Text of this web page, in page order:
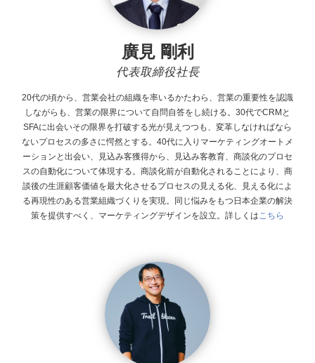
廣見 剛利
代表取締役社長
20代の頃から、営業会社の組織を率いるかたわら、営業の重要性を認識
しながらも、営業の限界について自問自答をし続ける。30代でCRMと
SFAに出会いその限界を打破する光が見えつつも、変革しなければなら
ないプロセスの多さに愕然とする。40代に入りマーケティングオートメ
ーションと出会い、見込み客獲得から、見込み客教育、商談化のプロセ
スの自動化について体現する。商談化前が自動化されることにより、商
談後の生涯顧客価値を最大化させるプロセスの見える化、見える化によ
る再現性のある営業組織づくりを実現。同じ悩みをもつ日本企業の解決
策を提供すべく、マーケティングデザインを設立。 詳しくはこちら